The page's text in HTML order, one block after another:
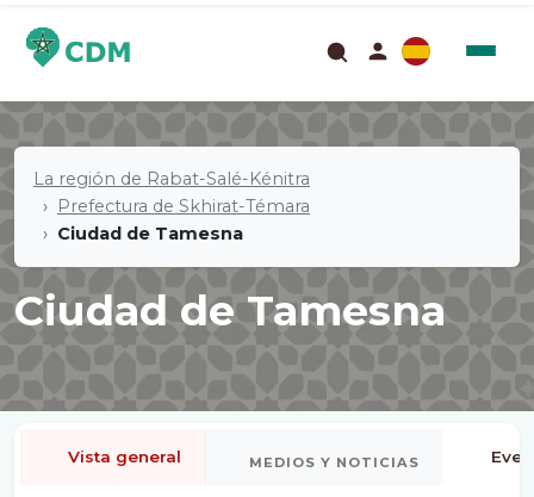
La región de Rabat-Salé-Kénitra
Prefectura de Skhirat-Témara
Ciudad de Tamesna
Ciudad de Tamesna
Vista general MEDIOS Y NOTICIAS